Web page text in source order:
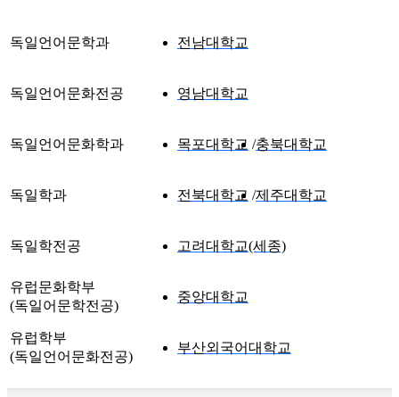
독일언어문학과 전남대학교
독일언어문화전공 영남대학교
독일언어문화학과 목포대학교 충북대학교
독일학과 전북대학교 제주대학교
독일학전공 고려대학교(세종)
유럽문화학부
(독일어문학전공)
중앙대학교
유럽학부
(독일언어문화전공)
부산외국어대학교